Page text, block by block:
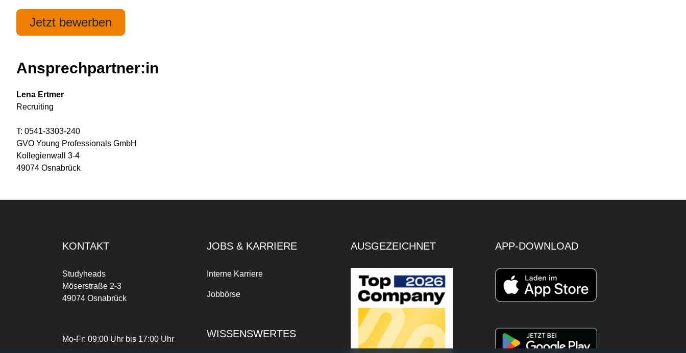
Jetzt bewerben
Ansprechpartner:in
Lena Ertmer
Recruiting
T: 0541-3303-240
GVO Young Professionals GmbH
Kollegienwall 3-4
49074 Osnabrück
KONTAKT
Studyheads
Möserstraße 2-3
49074 Osnabrück
Mo-Fr: 09:00 Uhr bis 17:00 Uhr
JOBS & KARRIERE
Interne Karriere
Jobbörse
WISSENSWERTES
AUSGEZEICHNET APP-DOWNLOAD